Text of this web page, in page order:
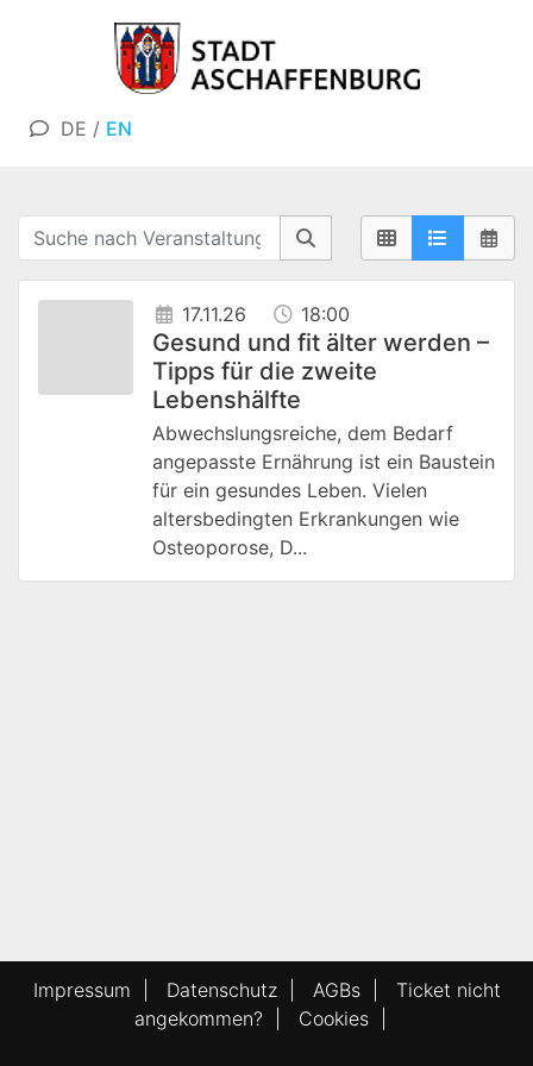
DE / EN
17.11.26 18:00
Gesund und fit älter werden –
Tipps für die zweite
Lebenshälfte
Abwechslungsreiche, dem Bedarf
angepasste Ernährung ist ein Baustein
für ein gesundes Leben. Vielen
altersbedingten Erkrankungen wie
Osteoporose, D...
Impressum Datenschutz| AGBs| Ticket nicht
angekommen?
Cookies